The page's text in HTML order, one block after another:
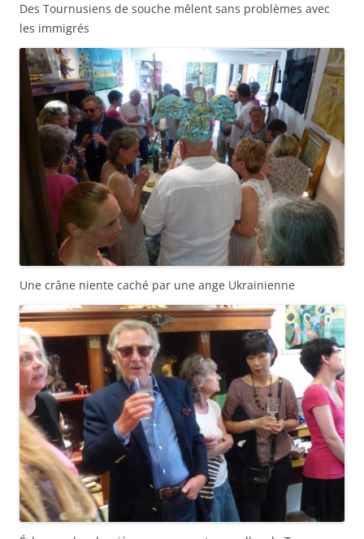
Des Tournusiens de souche mêlent sans problèmes avec
les immigrés
Une crâne niente caché par une ange Ukrainienne